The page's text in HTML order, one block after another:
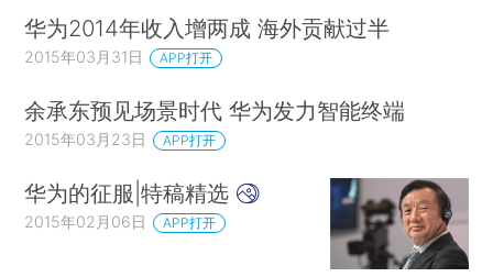
华为2014年收入增两成 海外贡献过半
2015年03月31日 APP打开
余承东预见场景时代 华为发力智能终端
2015年03月23日 APP打开
华为的征服|特稿精选
2015年02月06日 APP打开